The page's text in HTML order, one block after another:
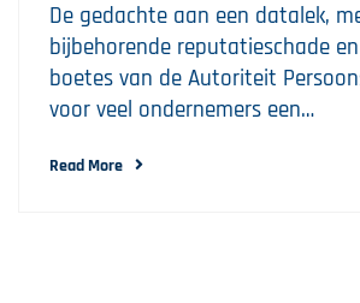
De gedachte aan een datalek,
bijbehorende reputatieschade
boetes van de Autoriteit
voor veel ondernemers een…
Read More